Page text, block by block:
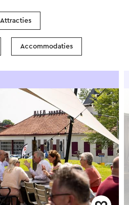
Attracties
Accommodaties